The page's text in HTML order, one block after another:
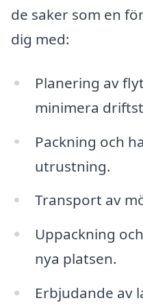
de saker som en
dig med:
Planering av
minimera
Packning och
utrustning.
Transport av
Uppackning
nya platsen.
Erbjudande av